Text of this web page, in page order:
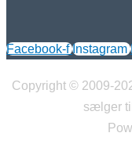
Facebook-f Instagram
Copyright © 2009-
sælger